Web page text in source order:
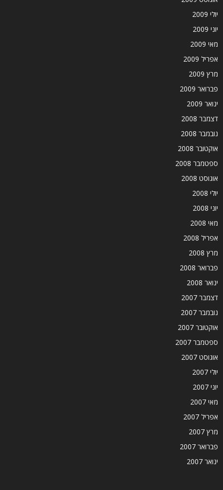
יולי 2009
יוני 2009
מאי 2009
אפריל 2009
מרץ 2009
פברואר 2009
ינואר 2009
דצמבר 2008
נובמבר 2008
אוקטובר 2008
ספטמבר 2008
אוגוסט 2008
יולי 2008
יוני 2008
מאי 2008
אפריל 2008
מרץ 2008
פברואר 2008
ינואר 2008
דצמבר 2007
נובמבר 2007
אוקטובר 2007
ספטמבר 2007
אוגוסט 2007
יולי 2007
יוני 2007
מאי 2007
אפריל 2007
מרץ 2007
פברואר 2007
ינואר 2007